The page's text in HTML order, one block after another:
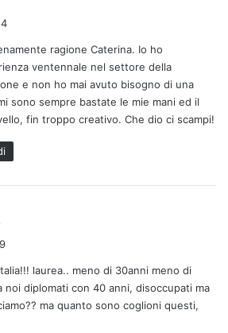
t
o
ragione Caterina. Io ho
ventennale nel settore della
e non ho mai avuto bisogno di una
sono sempre bastate le mie mani ed il
fin troppo creativo. Che dio ci scampi!
a
e
t
t
laurea.. meno di 30anni meno di
noi diplomati con 40 anni, disoccupati ma
ma quanto sono coglioni questi,